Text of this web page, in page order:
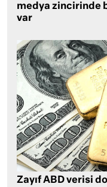
medya zincirinde
var
Zayıf ABD verisi